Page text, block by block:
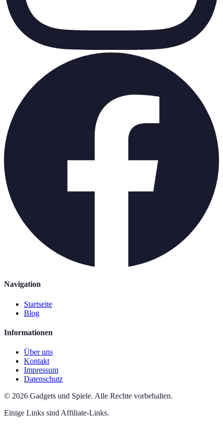
Navigation
Startseite
Blog
Informationen
Über uns
Kontakt
Impressum
Datenschutz
© 2026 Gadgets und Spiele. Alle Rechte vorbehalten.
Einige Links sind Affiliate-Links.